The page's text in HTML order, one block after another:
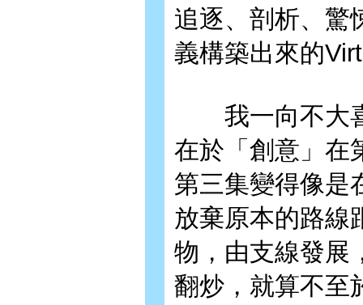
追逐、剖析、驚
義構築出來的
我一向不大喜
在於「創意」在
第三集變得像是
放棄原本的路線
物，由支線發展
翻炒，就算不至